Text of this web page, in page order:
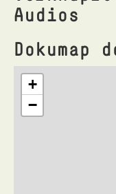
Audios
Dokumap